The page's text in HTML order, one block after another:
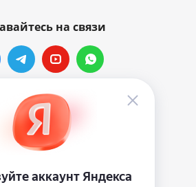
на связи
Наши контакты
info@vinylmarkt.ru